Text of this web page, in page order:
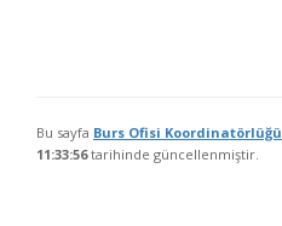
Bu sayfa Burs Ofisi Koordinatörlüğü
11:33:56tarihinde güncellenmiştir.